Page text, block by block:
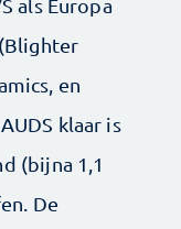
als Europa
en
klaar is
(bijna 1,1
De